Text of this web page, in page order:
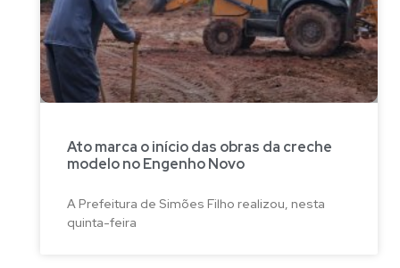
Ato marca o início das obras da creche
modelo no Engenho Novo
A Prefeitura de Simões Filho realizou, nesta
quinta-feira